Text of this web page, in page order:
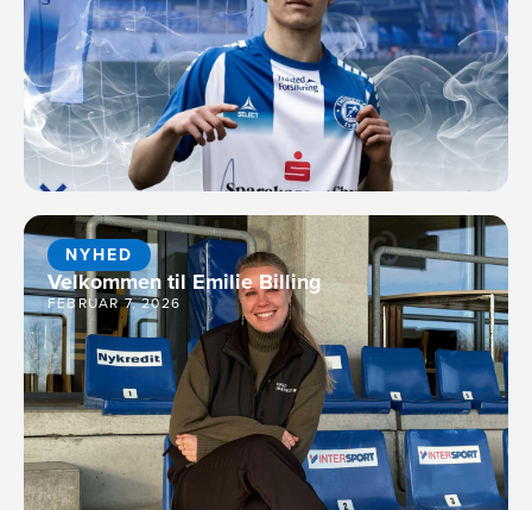
NYHED
Velkommen til Emilie Billing
FEBRUAR 7, 2026